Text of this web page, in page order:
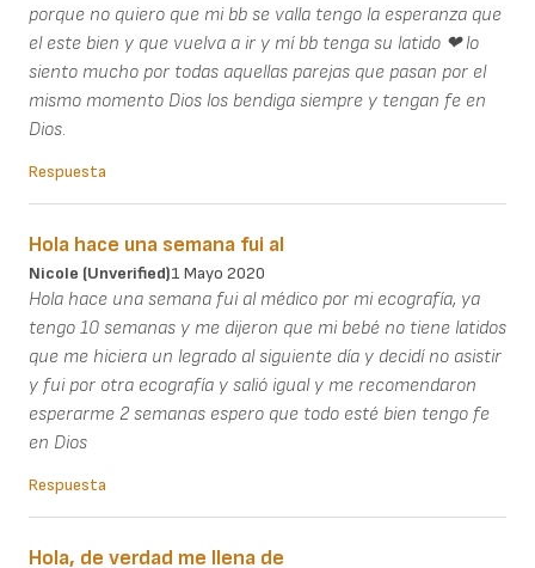
porque no quiero que mi bb se valla tengo la esperanza que
el este bien y que vuelva a ir y mí bb tenga su latido ❤ lo
siento mucho por todas aquellas parejas que pasan por el
mismo momento Dios los bendiga siempre y tengan fe en
Dios.
Respuesta
Hola hace una semana fui al
Nicole (unverified)1 Mayo 2020
Hola hace una semana fui al médico por mi ecografía, ya
tengo 10 semanas y me dijeron que mi bebé no tiene latidos
que me hiciera un legrado al siguiente día y decidí no asistir
y fui por otra ecografía y salió igual y me recomendaron
esperarme 2 semanas espero que todo esté bien tengo fe
en Dios
Respuesta
Hola, de verdad me llena de